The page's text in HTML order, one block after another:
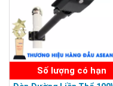
SẢN PHẨM DỊCH
Số lượng có hạn